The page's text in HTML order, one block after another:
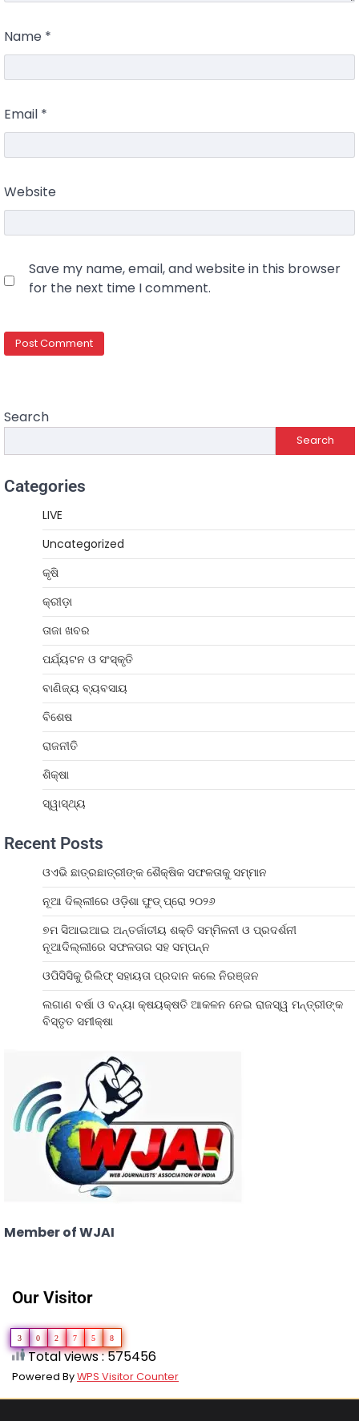
Name *
Email *
Website
Save my name, email, and website in this browser
for the next time I comment.
Search
Search
Categories
LIVE
Uncategorized
କୃଷି
କ୍ରୀଡ଼ା
ତାଜା ଖବର
ପର୍ଯ୍ୟଟନ ଓ ସଂସ୍କୃତି
ବାଣିଜ୍ୟ ବ୍ୟବସାୟ
ବିଶେଷ
ରାଜନୀତି
ଶିକ୍ଷା
ସ୍ୱାସ୍ଥ୍ୟ
Recent Posts
ଓଏଭି ଛାତ୍ରଛାତ୍ରୀଙ୍କ ଶୈକ୍ଷିକ ସଫଳତାକୁ ସମ୍ମାନ
ନୂଆ ଦିଲ୍ଲୀରେ ଓଡ଼ିଶା ଫୁଡ୍ ପ୍ରୋ ୨୦୨୬
୭ମ ସିଆଇଆଇ ଅନ୍ତର୍ଜାତୀୟ ଶକ୍ତି ସମ୍ମିଳନୀ ଓ ପ୍ରଦର୍ଶନୀ
ନୂଆଦିଲ୍ଲୀରେ ସଫଳତାର ସହ ସମ୍ପନ୍ନ
ଓପିସିସିକୁ ରିଲିଫ୍ ସହାୟତା ପ୍ରଦାନ କଲେ ନିରଞ୍ଜନ
ଲଗାଣ ବର୍ଷା ଓ ବନ୍ୟା କ୍ଷୟକ୍ଷତି ଆକଳନ ନେଇ ରାଜସ୍ୱ ମନ୍ତ୍ରୀଙ୍କ
ବିସ୍ତୃତ ସମୀକ୍ଷା
Member of WJAI
Our Visitor
3 0 2 7 5 8
Total views : 575456
Powered ByWPS Visitor Counter